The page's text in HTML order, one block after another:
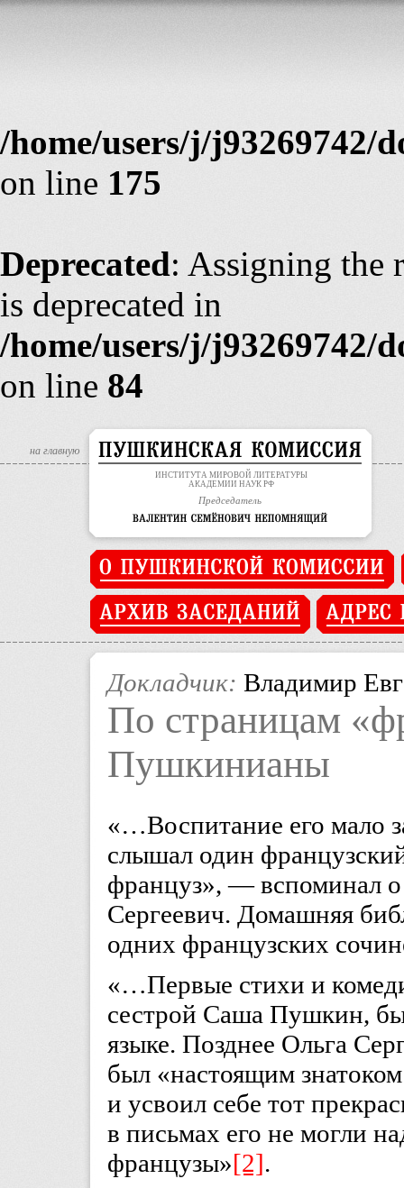
/home/users/j/j93269742/
on line 175
Deprecated: Assigning the
is deprecated in
/home/users/j/j93269742/
on line 84
на главную
ИНСТИТУТА МИРОВОЙ ЛИТЕРАТУРЫ
АКАДЕМИИ НАУК РФ
Председатель
Докладчик: Владимир
По страницам
Пушкинианы
«…Воспитание его мало
слышал один
француз», — вспоминал
Сергеевич. Домашняя
одних французских
«…Первые стихи и
сестрой Саша Пушкин,
языке. Позднее Ольга
был «настоящим
и усвоил себе тот
в письмах его не могли
французы»[2].